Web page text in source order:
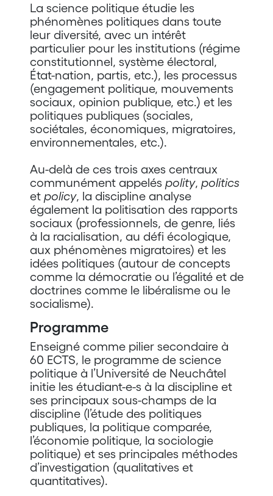
La science politique étudie les
phénomènes politiques dans toute
leur diversité, avec un intérêt
particulier pour les institutions (régime
constitutionnel, système électoral,
État-nation, partis, etc.), les processus
(engagement politique, mouvements
sociaux, opinion publique, etc.) et les
politiques publiques (sociales,
sociétales, économiques, migratoires,
environnementales, etc.).
Au-delà de ces trois axes centraux
communément appelés polity, politics
et policy, la discipline analyse
également la politisation des rapports
sociaux (professionnels, de genre, liés
à la racialisation, au défi écologique,
aux phénomènes migratoires) et les
idées politiques (autour de concepts
comme la démocratie ou l’égalité et de
doctrines comme le libéralisme ou le
socialisme).
Programme
Enseigné comme pilier secondaire à
60 ECTS, le programme de science
politique à l’Université de Neuchâtel
initie les étudiant-e-s à la discipline et
ses principaux sous-champs de la
discipline (l’étude des politiques
publiques, la politique comparée,
l’économie politique, la sociologie
politique) et ses principales méthodes
d’investigation (qualitatives et
quantitatives).